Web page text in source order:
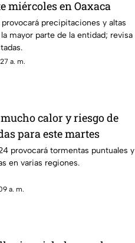
miércoles en Oaxaca
precipitaciones y altas
mayor parte de la entidad; revisa
a. m.
calor y riesgo de
para este martes
provocará tormentas puntuales y
en varias regiones.
a. m.